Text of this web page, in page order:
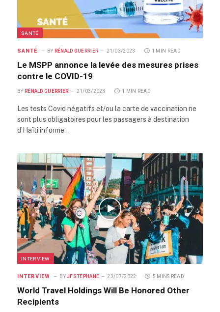
SANTÉ
SANTÉ BY RÉNALD GUERRIER 21/03/2023 1 MIN READ
Le MSPP annonce la levée des mesures prises
contre le COVID-19
BY RÉNALD GUERRIER 21/03/2023 1 MIN READ
Les tests Covid négatifs et/ou la carte de vaccination ne
sont plus obligatoires pour les passagers à destination
d’Haïti informe…
INTERVIEW
INTERVIEW BY JFSTEPHANE 23/07/2022 5 MINS READ
World Travel Holdings Will Be Honored Other
Recipients